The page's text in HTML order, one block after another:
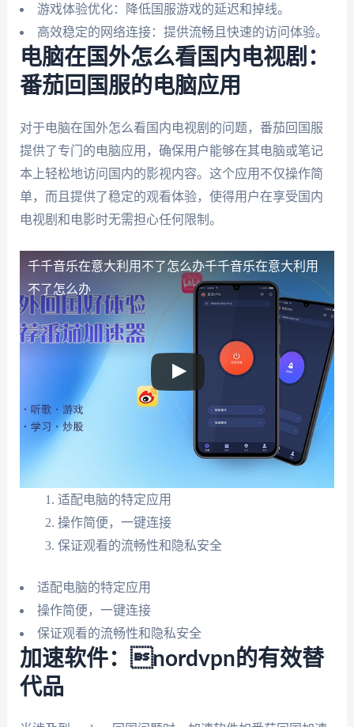
游戏体验优化：降低国服游戏的延迟和掉线。
高效稳定的网络连接：提供流畅且快速的访问体验。
电脑在国外怎么看国内电视剧：
番茄回国服的电脑应用
对于电脑在国外怎么看国内电视剧的问题，番茄回国服
提供了专门的电脑应用，确保用户能够在其电脑或笔记
本上轻松地访问国内的影视内容。这个应用不仅操作简
单，而且提供了稳定的观看体验，使得用户在享受国内
电视剧和电影时无需担心任何限制。
千千音乐在意大利用不了怎么办千千音乐在意大利用
不了怎么办
适配电脑的特定应用
操作简便，一键连接
保证观看的流畅性和隐私安全
适配电脑的特定应用
操作简便，一键连接
保证观看的流畅性和隐私安全
加速软件：nordvpn的有效替
代品